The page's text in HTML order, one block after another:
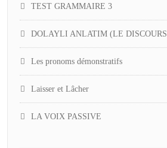
TEST GRAMMAIRE 3
DOLAYLI ANLATIM (LE
Les pronoms démonstratifs
Laisser et Lâcher
LA VOIX PASSIVE